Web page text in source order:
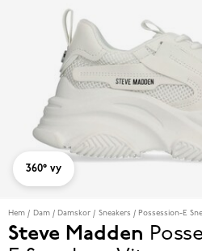
360° vy
Hem Dam Damskor Sneakers Possession-E
Steve Madden